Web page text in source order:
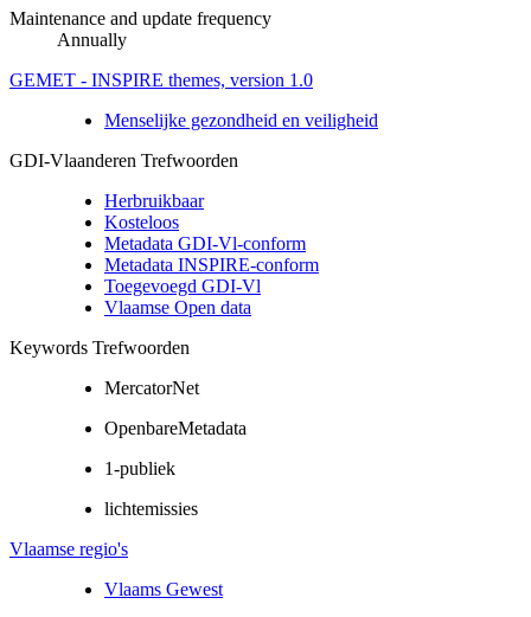
Maintenance and update frequency
Annually
GEMET - INSPIRE themes, version 1.0
Menselijke gezondheid en veiligheid
GDI-Vlaanderen Trefwoorden
Herbruikbaar
Kosteloos
Metadata GDI-Vl-conform
Metadata INSPIRE-conform
Toegevoegd GDI-Vl
Vlaamse Open data
Keywords Trefwoorden
MercatorNet
OpenbareMetadata
1-publiek
lichtemissies
Vlaamse regio's
Vlaams Gewest